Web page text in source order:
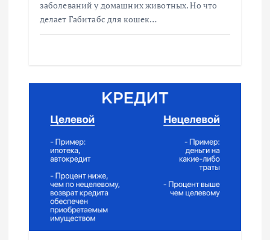
заболеваний у домашних животных. Но что
делает Габитабс для кошек…